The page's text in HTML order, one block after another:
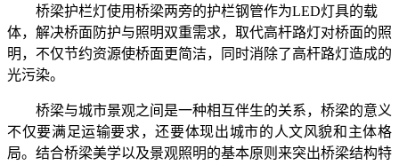
桥梁护栏灯使用桥梁两旁的护栏钢管作为LED灯具的载
体，解决桥面防护与照明双重需求，取代高杆路灯对桥面的照
明，不仅节约资源使桥面更简洁，同时消除了高杆路灯造成的
光污染。
桥梁与城市景观之间是一种相互伴生的关系，桥梁的意义
不仅要满足运输要求，还要体现出城市的人文风貌和主体格
局。结合桥梁美学以及景观照明的基本原则来突出桥梁结构特